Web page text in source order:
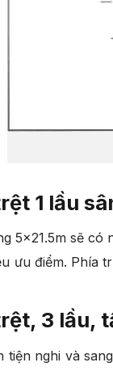
1 lầu
5×21.5m sẽ
ưu điểm. Phía
3 lầu,
tiện nghi và